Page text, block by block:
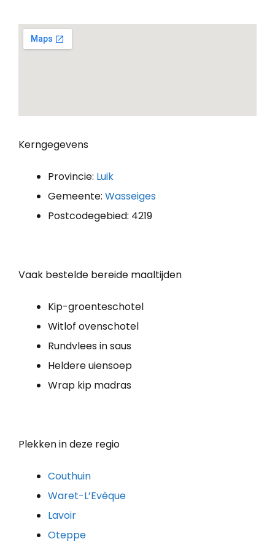
Kerngegevens
Provincie: Luik
Gemeente: Wasseiges
Postcodegebied: 4219
Vaak bestelde bereide maaltijden
Kip-groenteschotel
Witlof ovenschotel
Rundvlees in saus
Heldere uiensoep
Wrap kip madras
Plekken in deze regio
Couthuin
Waret-L’Evêque
Lavoir
Oteppe